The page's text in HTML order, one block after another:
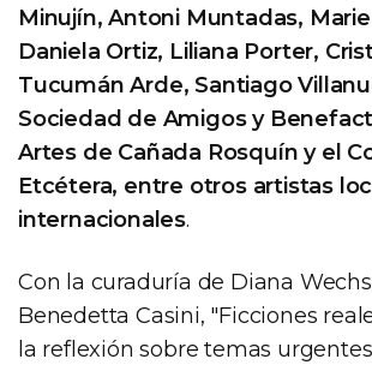
Minujín, Antoni Muntadas,
Daniela Ortiz, Liliana Porter,
Tucumán Arde, Santiago
Sociedad de Amigos y
Artes de Cañada Rosquín y el
Etcétera, entre otros artistas
internacionales.
Con la curaduría de Diana
Benedetta Casini, "Ficciones
la reflexión sobre temas